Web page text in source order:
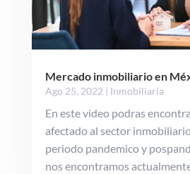
Mercado inmobiliario en
Ago 25, 2022 | Inmobiliaria
En este video podras
afectado al sector
periodo pandemico y
nos encontramos